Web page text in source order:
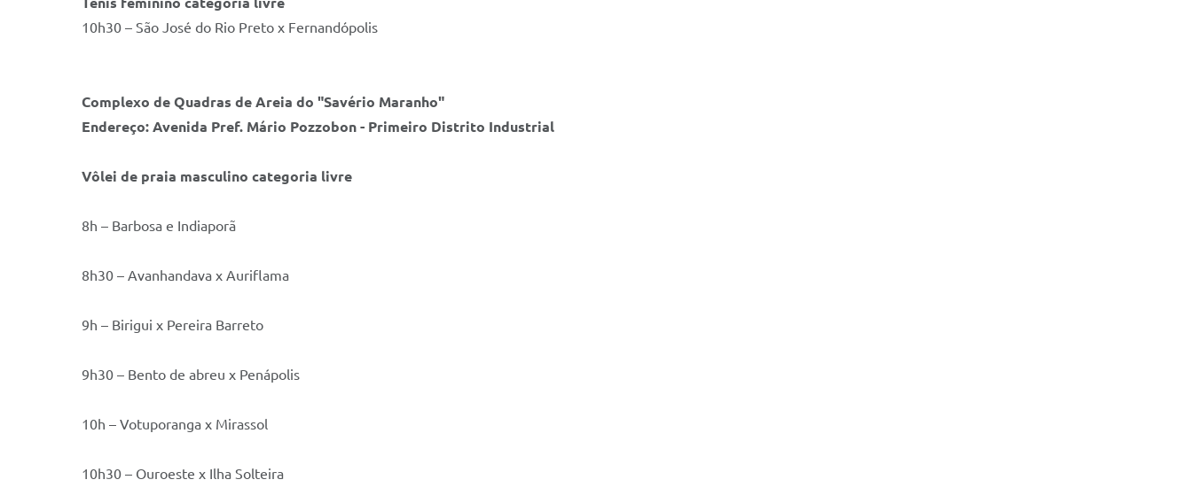
10h30 – São José do Rio Preto x Fernandópolis
Complexo de Quadras de Areia do "Savério Maranho"
Endereço: Avenida Pref. Mário Pozzobon - Primeiro Distrito Industrial
Vôlei de praia masculino categoria livre
8h – Barbosa e Indiaporã
8h30 – Avanhandava x Auriflama
9h – Birigui x Pereira Barreto
9h30 – Bento de abreu x Penápolis
10h – Votuporanga x Mirassol
10h30 – Ouroeste x Ilha Solteira